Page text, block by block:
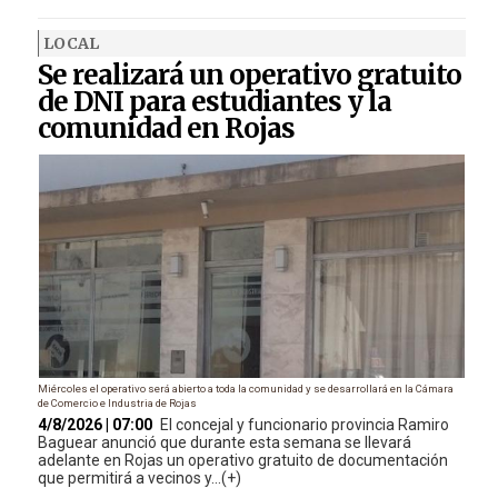
LOCAL
Se realizará un operativo gratuito
de DNI para estudiantes y la
comunidad en Rojas
Miércoles el operativo será abierto a toda la comunidad y se desarrollará en la Cámara
de Comercio e Industria de Rojas
4/8/2026 | 07:00 El concejal y funcionario provincia Ramiro
Baguear anunció que durante esta semana se llevará
adelante en Rojas un operativo gratuito de documentación
que permitirá a vecinos y...(+)